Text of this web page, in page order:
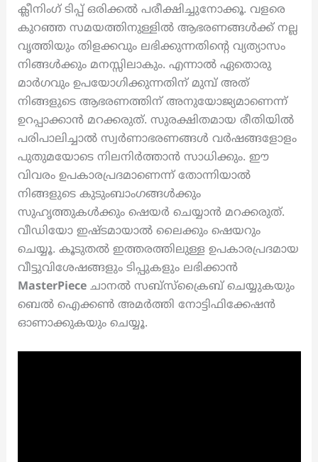
ക്ലീനിംഗ് ടിപ്പ് ഒരിക്കൽ പരീക്ഷിച്ചുനോക്കൂ. വളരെ
കുറഞ്ഞ സമയത്തിനുള്ളിൽ ആഭരണങ്ങൾക്ക് നല്ല
വൃത്തിയും തിളക്കവും ലഭിക്കുന്നതിന്റെ വ്യത്യാസം
നിങ്ങൾക്കും മനസ്സിലാകും. എന്നാൽ ഏതൊരു
മാർഗവും ഉപയോഗിക്കുന്നതിന് മുമ്പ് അത്
നിങ്ങളുടെ ആഭരണത്തിന് അനുയോജ്യമാണെന്ന്
ഉറപ്പാക്കാൻ മറക്കരുത്. സുരക്ഷിതമായ രീതിയിൽ
പരിപാലിച്ചാൽ സ്വർണാഭരണങ്ങൾ വർഷങ്ങളോളം
പുതുമയോടെ നിലനിർത്താൻ സാധിക്കും. ഈ
വിവരം ഉപകാരപ്രദമാണെന്ന് തോന്നിയാൽ
നിങ്ങളുടെ കുടുംബാംഗങ്ങൾക്കും
സുഹൃത്തുകൾക്കും ഷെയർ ചെയ്യാൻ മറക്കരുത്.
വീഡിയോ ഇഷ്ടമായാൽ ലൈക്കും ഷെയറും
ചെയ്യൂ. കൂടുതൽ ഇത്തരത്തിലുള്ള ഉപകാരപ്രദമായ
വീട്ടുവിശേഷങ്ങളും ടിപ്പുകളും ലഭിക്കാൻ
MasterPieceചാനൽ സബ്സ്ക്രൈബ് ചെയ്യുകയും
ബെൽ ഐക്കൺ അമർത്തി നോട്ടിഫിക്കേഷൻ
ഓണാക്കുകയും ചെയ്യൂ.